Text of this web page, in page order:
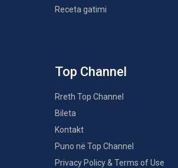
Receta gatimi
Top Channel
Rreth Top Channel
Bileta
Kontakt
Puno në Top Channel
Privacy Policy & Terms of Use